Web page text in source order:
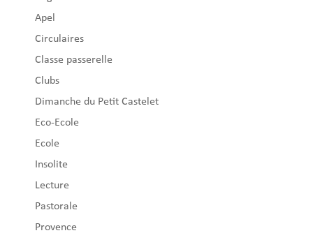
Apel
Circulaires
Classe passerelle
Clubs
Dimanche du Petit Castelet
Eco-Ecole
Ecole
Insolite
Lecture
Pastorale
Provence